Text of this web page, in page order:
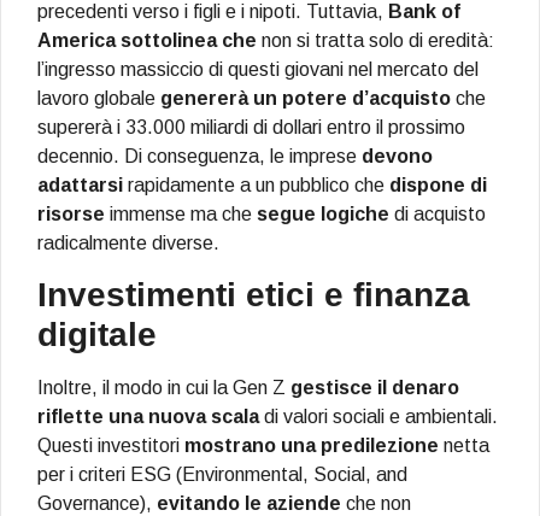
precedenti verso i figli e i nipoti. Tuttavia, Bank of
America sottolinea che non si tratta solo di eredità:
l’ingresso massiccio di questi giovani nel mercato del
lavoro globale genererà un potere d’acquisto che
supererà i 33.000 miliardi di dollari entro il prossimo
decennio. Di conseguenza, le imprese devono
adattarsi rapidamente a un pubblico che dispone di
risorse immense ma che segue logiche di acquisto
radicalmente diverse.
Investimenti etici e finanza
digitale
Inoltre, il modo in cui la Gen Z gestisce il denaro
riflette una nuova scaladi valori sociali e ambientali.
Questi investitori mostrano una predilezione netta
per i criteri ESG (Environmental, Social, and
Governance), evitando le aziende che non